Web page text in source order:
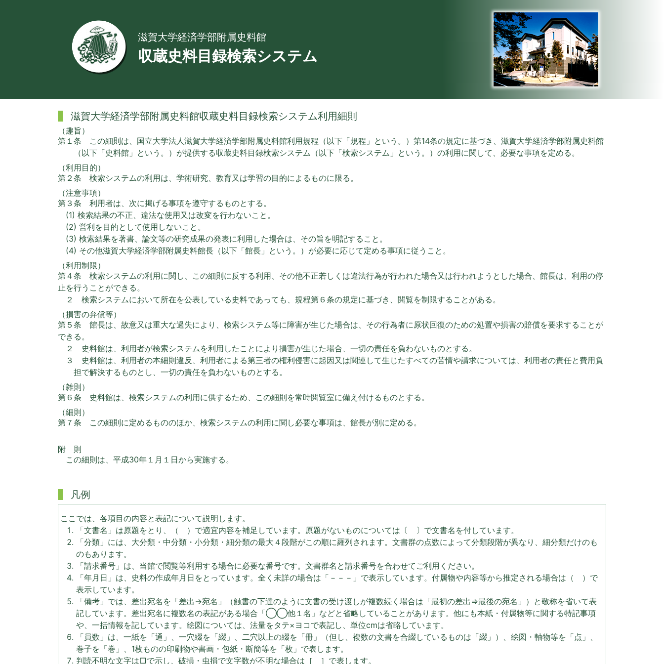
滋賀大学経済学部附属史料館
収蔵史料目録検索システム
滋賀大学経済学部附属史料館収蔵史料目録検索システム利用細則
（趣旨）
第１条 この細則は、国立大学法人滋賀大学経済学部附属史料館利用規程（以下「規程」という。）第14条の規定に基づき、滋賀大学経済学部附属史料館
（以下「史料館」という。）が提供する収蔵史料目録検索システム（以下「検索システム」という。）の利用に関して、必要な事項を定める。
（利用目的）
第２条 検索システムの利用は、学術研究、教育又は学習の目的によるものに限る。
（注意事項）
第３条 利用者は、次に掲げる事項を遵守するものとする。
(1) 検索結果の不正、違法な使用又は改変を行わないこと。
(2) 営利を目的として使用しないこと。
(3) 検索結果を著書、論文等の研究成果の発表に利用した場合は、その旨を明記すること。
(4) その他滋賀大学経済学部附属史料館長（以下「館長」という。）が必要に応じて定める事項に従うこと。
（利用制限）
第４条 検索システムの利用に関し、この細則に反する利用、その他不正若しくは違法行為が行われた場合又は行われようとした場合、館長は、利用の停
止を行うことができる。
２ 検索システムにおいて所在を公表している史料であっても、規程第６条の規定に基づき、閲覧を制限することがある。
（損害の弁償等）
第５条 館長は、故意又は重大な過失により、検索システム等に障害が生じた場合は、その行為者に原状回復のための処置や損害の賠償を要求することが
できる。
２ 史料館は、利用者が検索システムを利用したことにより損害が生じた場合、一切の責任を負わないものとする。
３ 史料館は、利用者の本細則違反、利用者による第三者の権利侵害に起因又は関連して生じたすべての苦情や請求については、利用者の責任と費用負
担で解決するものとし、一切の責任を負わないものとする。
（雑則）
第６条 史料館は、検索システムの利用に供するため、この細則を常時閲覧室に備え付けるものとする。
（細則）
第７条 この細則に定めるもののほか、検索システムの利用に関し必要な事項は、館長が別に定める。
附 則
この細則は、平成30年１月１日から実施する。
凡例
ここでは、各項目の内容と表記について説明します。
「文書名」は原題をとり、（ ）で適宜内容を補足しています。原題がないものについては〔 〕で文書名を付しています。
「分類」には、大分類・中分類・小分類・細分類の最大４段階がこの順に羅列されます。文書群の点数によって分類段階が異なり、細分類だけのも
のもあります。
「請求番号」は、当館で閲覧等利用する場合に必要な番号です。文書群名と請求番号を合わせてご利用ください。
「年月日」は、史料の作成年月日をとっています。全く未詳の場合は「－－－」で表示しています。付属物や内容等から推定される場合は（ ）で
表示しています。
「備考」では、差出宛名を「差出→宛名」（触書の下達のように文書の受け渡しが複数続く場合は「最初の差出⇒最後の宛名」）と敬称を省いて表
記しています。差出宛名に複数名の表記がある場合「◯◯他１名」などと省略していることがあります。他にも本紙・付属物等に関する特記事項
や、一括情報を記しています。絵図については、法量をタテ×ヨコで表記し、単位cmは省略しています。
「員数」は、一紙を「通」、一穴綴を「綴」、二穴以上の綴を「冊」（但し、複数の文書を合綴しているものは「綴」）、絵図・軸物等を「点」、
巻子を「巻」、1枚ものの印刷物や書画・包紙・断簡等を「枚」で表します。
判読不明な文字は□で示し、破損・虫損で文字数が不明な場合は［ ］で表します。